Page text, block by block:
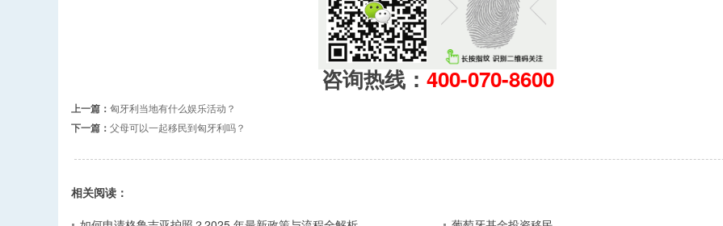
咨询热线： 400-070-8600
上一篇： 匈牙利当地有什么娱乐活动？
下一篇： 父母可以一起移民到匈牙利吗？
相关阅读：